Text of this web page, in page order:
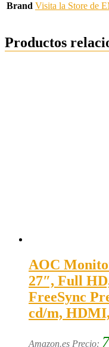
Brand Visita la Store de
Productos
AOC
27″, Full
FreeSync
cd/m,
Amazon.es Precio: